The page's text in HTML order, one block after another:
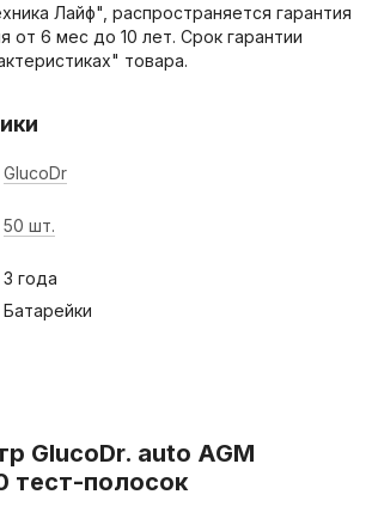
Лайф", распространяется гарантия
от 6 мес до 10 лет. Срок гарантии
товара.
GlucoDr
50 шт.
3 года
Батарейки
GlucoDr. auto AGM
тест-полосок